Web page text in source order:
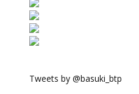
Tweets by @basuki_btp